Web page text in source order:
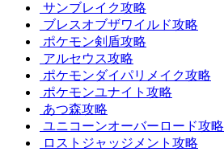
サンブレイク攻略
ブレスオブザワイルド攻略
ポケモン剣盾攻略
アルセウス攻略
ポケモンダイパリメイク攻略
ポケモンユナイト攻略
あつ森攻略
ユニコーンオーバーロード攻略
ロストジャッジメント攻略